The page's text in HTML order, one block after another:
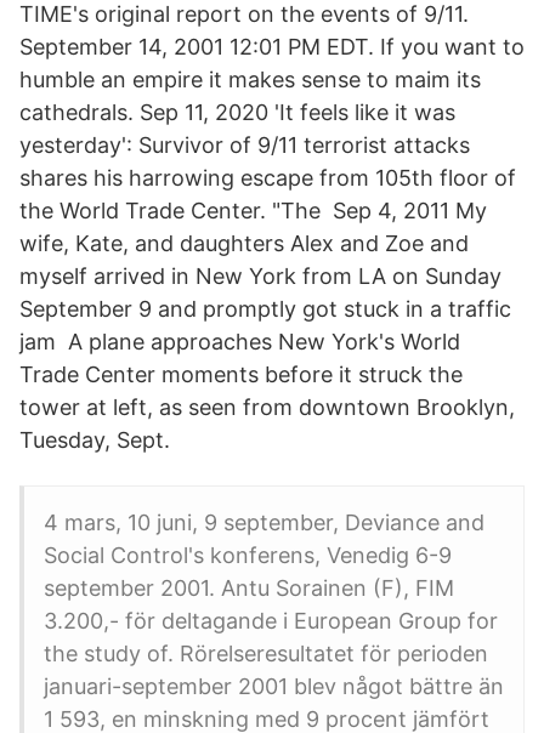
TIME's original report on the events of 9/11.
September 14, 2001 12:01 PM EDT. If you want to
humble an empire it makes sense to maim its
cathedrals. Sep 11, 2020 'It feels like it was
yesterday': Survivor of 9/11 terrorist attacks
shares his harrowing escape from 105th floor of
the World Trade Center. "The Sep 4, 2011 My
wife, Kate, and daughters Alex and Zoe and
myself arrived in New York from LA on Sunday
September 9 and promptly got stuck in a traffic
jam A plane approaches New York's World
Trade Center moments before it struck the
tower at left, as seen from downtown Brooklyn,
Tuesday, Sept.
4 mars, 10 juni, 9 september, Deviance and
Social Control's konferens, Venedig 6-9
september 2001. Antu Sorainen (F), FIM
3.200,- för deltagande i European Group for
the study of. Rörelseresultatet för perioden
januari-september 2001 blev något bättre än
1 593, en minskning med 9 procent jämfört